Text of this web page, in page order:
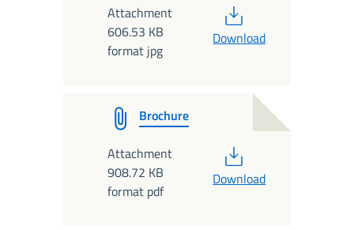
Attachment
606.53 KB
format jpg
Download
Brochure
Attachment
908.72 KB
format pdf
Download